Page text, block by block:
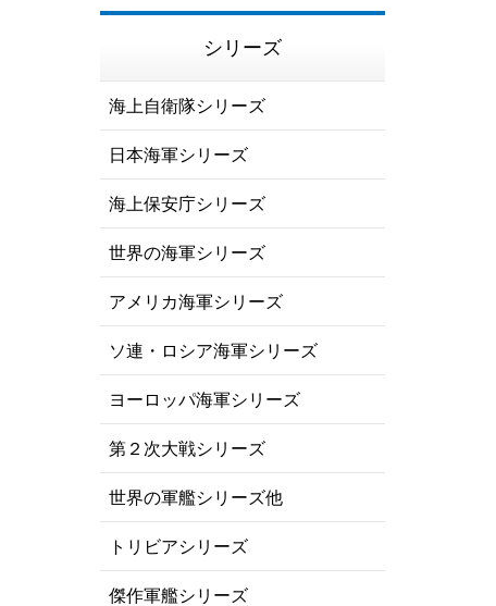
シリーズ
海上自衛隊シリーズ
日本海軍シリーズ
海上保安庁シリーズ
世界の海軍シリーズ
アメリカ海軍シリーズ
ソ連・ロシア海軍シリーズ
ヨーロッパ海軍シリーズ
第２次大戦シリーズ
世界の軍艦シリーズ他
トリビアシリーズ
傑作軍艦シリーズ